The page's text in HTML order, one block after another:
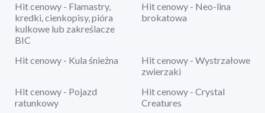
Hit cenowy - Flamastry,
kredki, cienkopisy, pióra
kulkowe lub zakreślacze
BIC
Hit cenowy - Neo-lina
brokatowa
Hit cenowy - Kula śnieżna
Hit cenowy - Wystrzałowe
zwierzaki
Hit cenowy - Pojazd
ratunkowy
Hit cenowy - Crystal
Creatures